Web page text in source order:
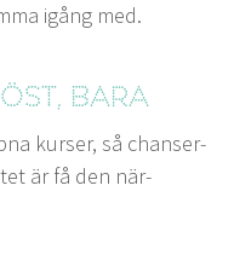
igång med.
bara
kurs­er, så chanser­
är få den när­